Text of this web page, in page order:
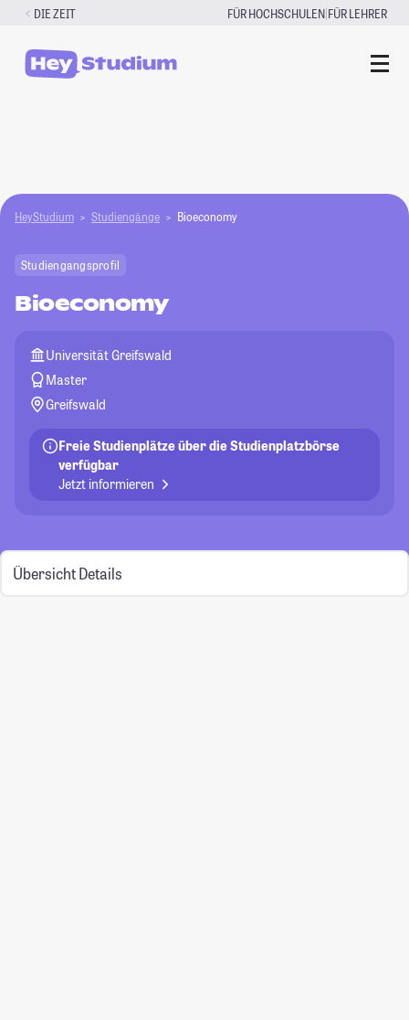
Zum
springen
DIE ZEIT FÜR HOCHSCHULEN|FÜR LEHRER
HeyStudium Studiengänge Bioeconomy
Studiengangsprofil
Bioeconomy
Universität Greifswald
Master
Greifswald
Freie Studienplätze über die Studienplatzbörse
verfügbar
Jetzt informieren
Übersicht Details